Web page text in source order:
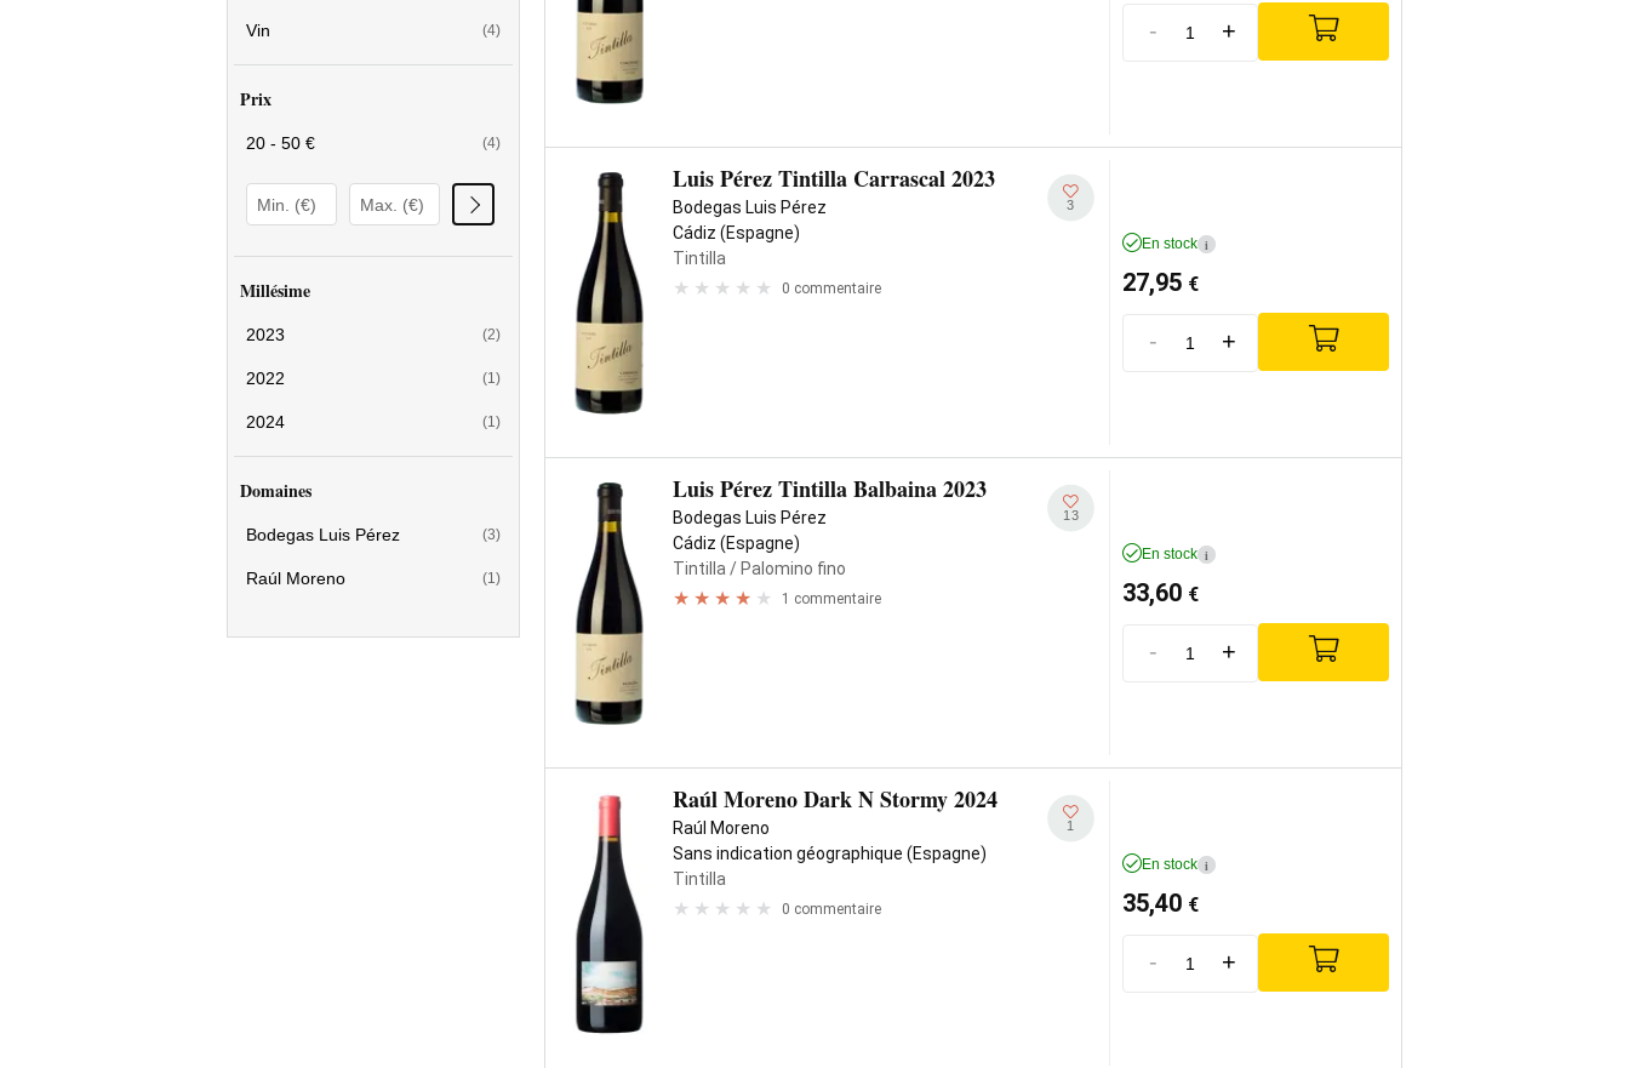
Vin (4)
Prix
20 - 50 € (4)
Millésime
2023 (2)
2022 (1)
2024 (1)
Domaines
Bodegas Luis Pérez (3)
Raúl Moreno (1)
- +
Luis Pérez Tintilla Carrascal 2023
Bodegas Luis Pérez
Cádiz (Espagne)
Tintilla
0 commentaire
3
En stock i
27,95 €
- +
Luis Pérez Tintilla Balbaina 2023
Bodegas Luis Pérez
Cádiz (Espagne)
Tintilla / Palomino fino
1 commentaire
13
En stock i
33,60 €
- +
Raúl Moreno Dark N Stormy 2024
Raúl Moreno
Sans indication géographique (Espagne)
Tintilla
0 commentaire
1
En stock i
35,40 €
- +